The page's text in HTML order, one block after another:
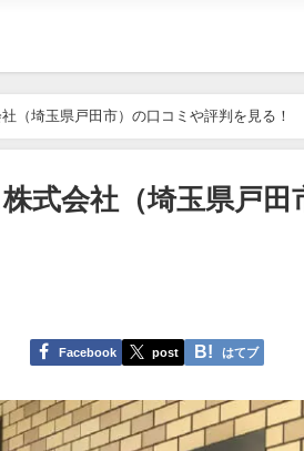
（埼玉県戸田市）の口コミや評判を見る！
式会社（埼玉県戸
Facebook post はてブ